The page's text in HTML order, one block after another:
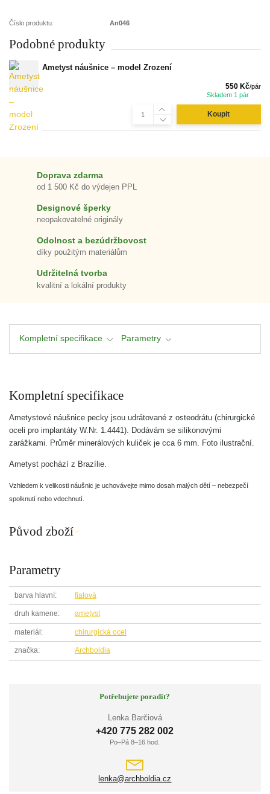
Číslo produktu: An046
Podobné produkty
Ametyst náušnice – model Zrození
550 Kč/pár
Skladem 1 pár
Koupit
Doprava zdarma
od 1 500 Kč do výdejen PPL
Designové šperky
neopakovatelné originály
Odolnost a bezúdržbovost
díky použitým materiálům
Udržitelná tvorba
kvalitní a lokální produkty
Kompletní specifikace Parametry
Kompletní specifikace
Ametystové náušnice pecky jsou udrátované z osteodrátu (chirurgické
oceli pro implantáty W.Nr. 1.4441). Dodávám se silikonovými
zarážkami. Průměr minerálových kuliček je cca 6 mm. Foto ilustrační.
Ametyst pochází z Brazílie.
Vzhledem k velikosti náušnic je uchovávejte mimo dosah malých dětí – nebezpečí
spolknutí nebo vdechnutí.
Původ zboží
Parametry
barva hlavní fialová
druh kamene ametyst
materiál chirurgická ocel
značka Archboldia
Potřebujete poradit?
Lenka Barčiová
+420 775 282 002
Po–Pá 8–16 hod.
lenka@archboldia.cz